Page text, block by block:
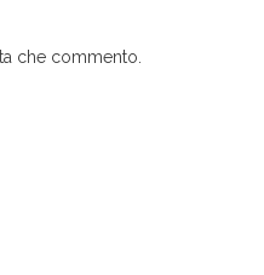
che commento.